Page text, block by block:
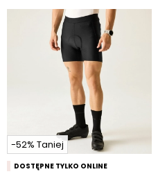
-52% Taniej
DOSTĘPNE TYLKO ONLINE